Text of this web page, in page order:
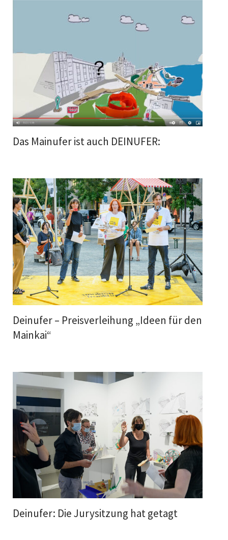
Das Mainufer ist auch DEINUFER:
Deinufer – Preisverleihung „Ideen für den
Mainkai“
Deinufer: Die Jurysitzung hat getagt